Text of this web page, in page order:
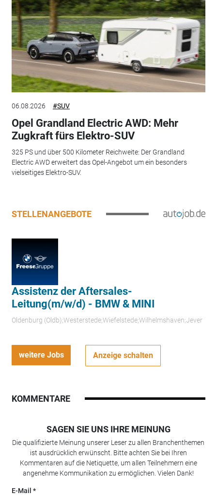
06.08.2026 #SUV
Opel Grandland Electric AWD: Mehr
Zugkraft fürs Elektro-SUV
325 PS und über 500 Kilometer Reichweite: Der Grandland
Electric AWD erweitert das Opel-Angebot um ein besonders
vielseitiges Elektro-SUV.
STELLENANGEBOTE
Assistenz der Aftersales-
Leitung(m/w/d) - BMW & MINI
Oldenburg (Oldb);Westerstede;Wiefelstede;Wilhelmshaven;Jever
weitere Jobs Anzeige schalten
KOMMENTARE
SAGEN SIE UNS IHRE MEINUNG
Die qualifizierte Meinung unserer Leser zu allen Branchenthemen
ist ausdrücklich erwünscht. Bitte achten Sie bei Ihren
Kommentaren auf die Netiquette, um allen Teilnehmern eine
angenehme Kommunikation zu ermöglichen. Vielen Dank!
E-Mail